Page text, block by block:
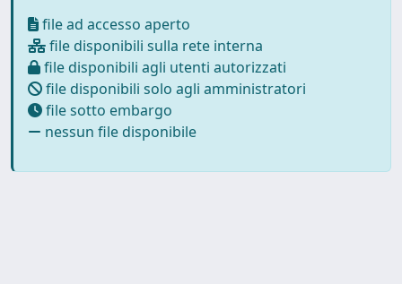
file ad accesso aperto
file disponibili sulla rete interna
file disponibili agli utenti autorizzati
file disponibili solo agli amministratori
file sotto embargo
nessun file disponibile